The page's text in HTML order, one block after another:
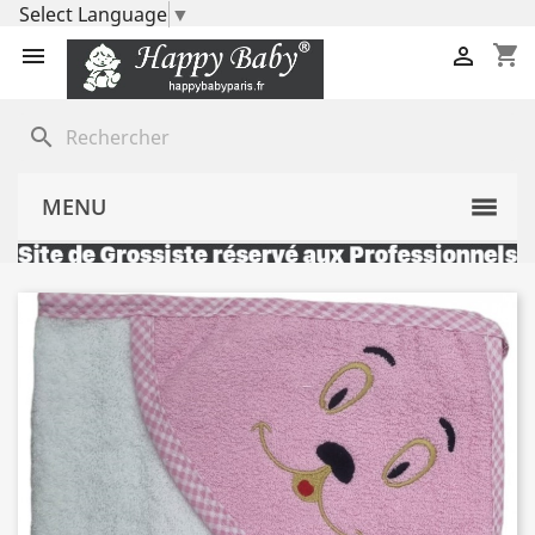
Select Language ▼
 shopping_cart

search
MENU